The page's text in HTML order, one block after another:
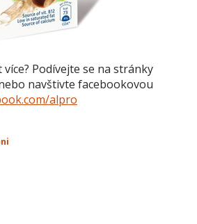
více? Podívejte se na stránky
navštivte facebookovou
alpro